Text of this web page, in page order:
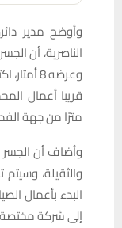
وأوضح مدير
وعرضه 8
مترًا من جهة الفداء و250 مترًا من
وأضاف أن
والثقيلة،
البدء بأعمال
إلى شركة مختصة